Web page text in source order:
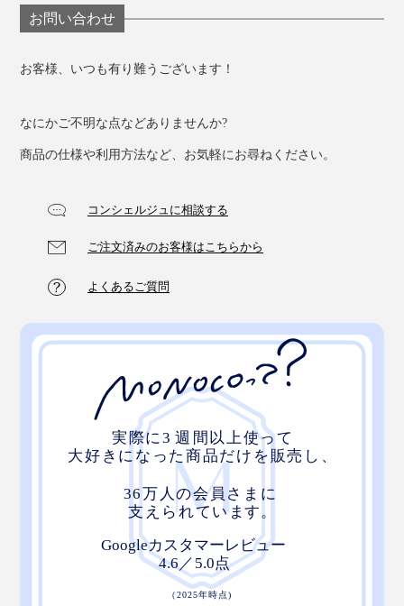
お問い合わせ
お客様、いつも有り難うございます！
なにかご不明な点などありませんか?
商品の仕様や利用方法など、お気軽にお尋ねください。
コンシェルジュに相談する
ご注文済みのお客様はこちらから
よくあるご質問